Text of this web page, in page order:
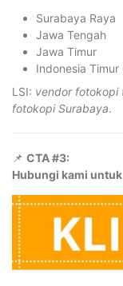
Surabaya Raya
Jawa Tengah
Jawa Timur
Indonesia
LSI: vendor fotokopi
fotokopi Surabaya.
📌 CTA #3:
Hubungi kami